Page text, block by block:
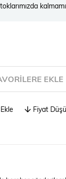
EKLE
Fiyat